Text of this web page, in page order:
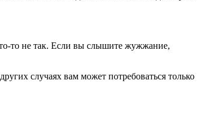
то не так. Если вы слышите жужжание,
случаях вам может потребоваться только